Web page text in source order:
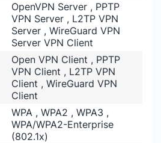
OpenVPN Server , PPTP
VPN Server , L2TP VPN
Server , WireGuard VPN
Server VPN Client
Open VPN Client , PPTP
VPN Client , L2TP VPN
Client , WireGuard VPN
Client
WPA , WPA2 , WPA3 ,
WPA/WPA2-Enterprise
(802.1x)